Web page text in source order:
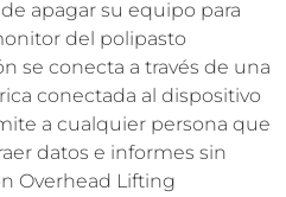
apagar su equipo para
del polipasto
se conecta a través de una
conectada al dispositivo
a cualquier persona que
datos e informes sin
Overhead Lifting